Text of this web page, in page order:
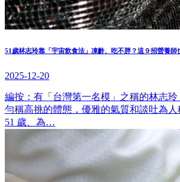
51歲林志玲靠「宇宙飲食法」凍齡、吃不胖？這９招營養師
2025-12-20
編按：有「台灣第一名模」之稱的林志
勻稱高挑的體態，優雅的氣質和談吐為
51 歲、為…